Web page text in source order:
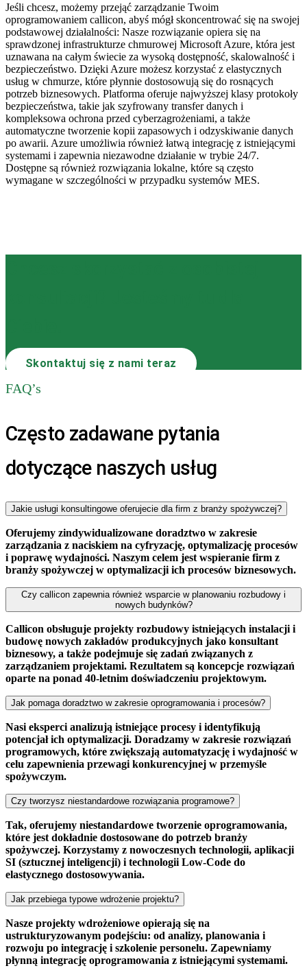
Jeśli chcesz, możemy przejąć zarządzanie Twoim
oprogramowaniem callicon, abyś mógł skoncentrować się na swojej
podstawowej działalności: Nasze rozwiązanie opiera się na
sprawdzonej infrastrukturze chmurowej Microsoft Azure, która jest
uznawana na całym świecie za wysoką dostępność, skalowalność i
bezpieczeństwo. Dzięki Azure możesz korzystać z elastycznych
usług w chmurze, które płynnie dostosowują się do rosnących
potrzeb biznesowych. Platforma oferuje najwyższej klasy protokoły
bezpieczeństwa, takie jak szyfrowany transfer danych i
kompleksowa ochrona przed cyberzagrożeniami, a także
automatyczne tworzenie kopii zapasowych i odzyskiwanie danych
po awarii. Azure umożliwia również łatwą integrację z istniejącymi
systemami i zapewnia niezawodne działanie w trybie 24/7.
Dostępne są również rozwiązania lokalne, które są często
wymagane w szczególności w przypadku systemów MES.
Skontaktuj się z nami teraz
FAQ’s
Często zadawane pytania
dotyczące naszych usług
Jakie usługi konsultingowe oferujecie dla firm z branży spożywczej?
Oferujemy zindywidualizowane doradztwo w zakresie
zarządzania z naciskiem na cyfryzację, optymalizację procesów
i poprawę wydajności. Naszym celem jest wspieranie firm z
branży spożywczej w optymalizacji ich procesów biznesowych.
Czy callicon zapewnia również wsparcie w planowaniu rozbudowy i
nowych budynków?
Callicon obsługuje projekty rozbudowy istniejących instalacji i
budowę nowych zakładów produkcyjnych jako konsultant
biznesowy, a także podejmuje się zadań związanych z
zarządzaniem projektami. Rezultatem są koncepcje rozwiązań
oparte na ponad 40-letnim doświadczeniu projektowym.
Jak pomaga doradztwo w zakresie oprogramowania i procesów?
Nasi eksperci analizują istniejące procesy i identyfikują
potencjał ich optymalizacji. Doradzamy w zakresie rozwiązań
programowych, które zwiększają automatyzację i wydajność w
celu zapewnienia przewagi konkurencyjnej w przemyśle
spożywczym.
Czy tworzysz niestandardowe rozwiązania programowe?
Tak, oferujemy niestandardowe tworzenie oprogramowania,
które jest dokładnie dostosowane do potrzeb branży
spożywczej. Korzystamy z nowoczesnych technologii, aplikacji
SI (sztucznej inteligencji) i technologii Low-Code do
elastycznego dostosowywania.
Jak przebiega typowe wdrożenie projektu?
Nasze projekty wdrożeniowe opierają się na
ustrukturyzowanym podejściu: od analizy, planowania i
rozwoju po integrację i szkolenie personelu. Zapewniamy
płynną integrację oprogramowania z istniejącymi systemami.